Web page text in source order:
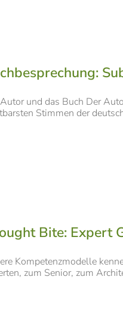
und das Buch Der
Stimmen der
Bite: Expert
Kompetenzmodelle
zum Senior, zum